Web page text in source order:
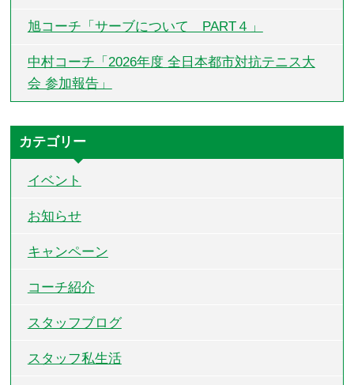
旭コーチ「サーブについて PART４」
中村コーチ「2026年度 全日本都市対抗テニス大
会 参加報告」
カテゴリー
イベント
お知らせ
キャンペーン
コーチ紹介
スタッフブログ
スタッフ私生活